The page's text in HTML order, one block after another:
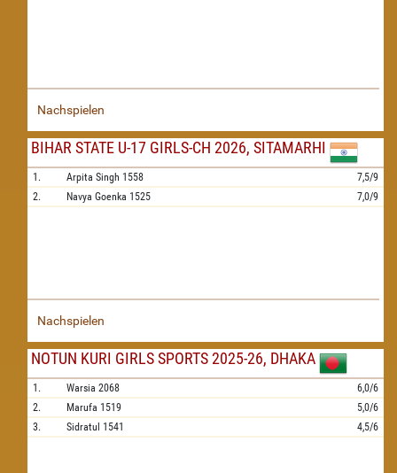
Nachspielen
BIHAR STATE U-17 GIRLS-CH 2026, SITAMARHI
1. Arpita Singh 1558
7,5/9
2.
Navya Goenka 1525 7,0/9
Nachspielen
NOTUN KURI GIRLS SPORTS 2025-26, DHAKA
1. Warsia 2068
6,0/6
2.
Marufa 1519
5,0/6
3.
Sidratul 1541 4,5/6